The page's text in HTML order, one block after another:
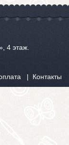
4 этаж.
Контакты